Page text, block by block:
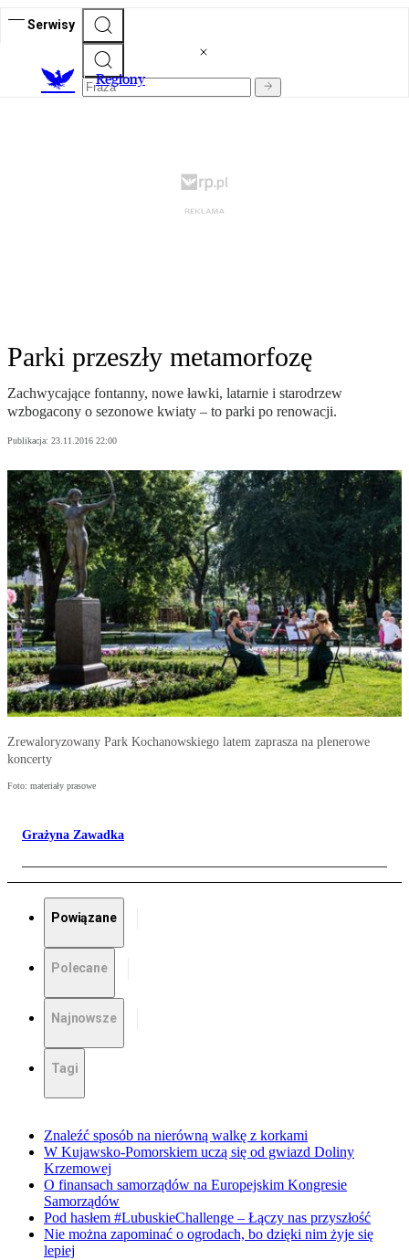
Serwisy
Regiony
Parki przeszły metamorfozę
Zachwycające fontanny, nowe ławki, latarnie i starodrzew
wzbogacony o sezonowe kwiaty – to parki po renowacji.
Publikacja: 23.11.2016 22:00
Zrewaloryzowany Park Kochanowskiego latem zaprasza na plenerowe
koncerty
Foto: materiały prasowe
Grażyna Zawadka
Powiązane
Polecane
Najnowsze
Tagi
Znaleźć sposób na nierówną walkę z korkami
W Kujawsko-Pomorskiem uczą się od gwiazd Doliny
Krzemowej
O finansach samorządów na Europejskim Kongresie
Samorządów
Pod hasłem #LubuskieChallenge – Łączy nas przyszłość
Nie można zapominać o ogrodach, bo dzięki nim żyje się
lepiej